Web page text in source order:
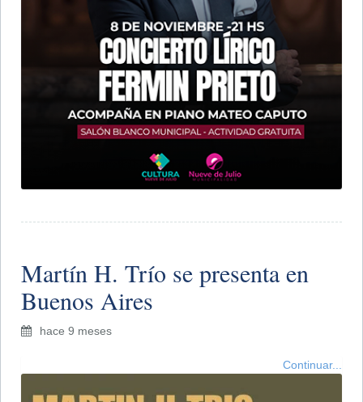
Martín H. Trío se presenta en
Buenos Aires
hace 9 meses
Continuar...